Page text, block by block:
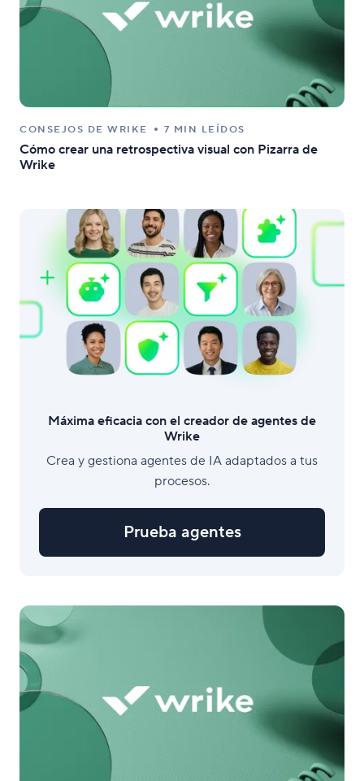
CONSEJOS DE WRIKE 7 MIN LEÍDOS
Cómo crear una retrospectiva visual con Pizarra de
Wrike
Máxima eficacia con el creador de agentes de
Wrike
Crea y gestiona agentes de IA adaptados a tus
procesos.
Prueba agentes